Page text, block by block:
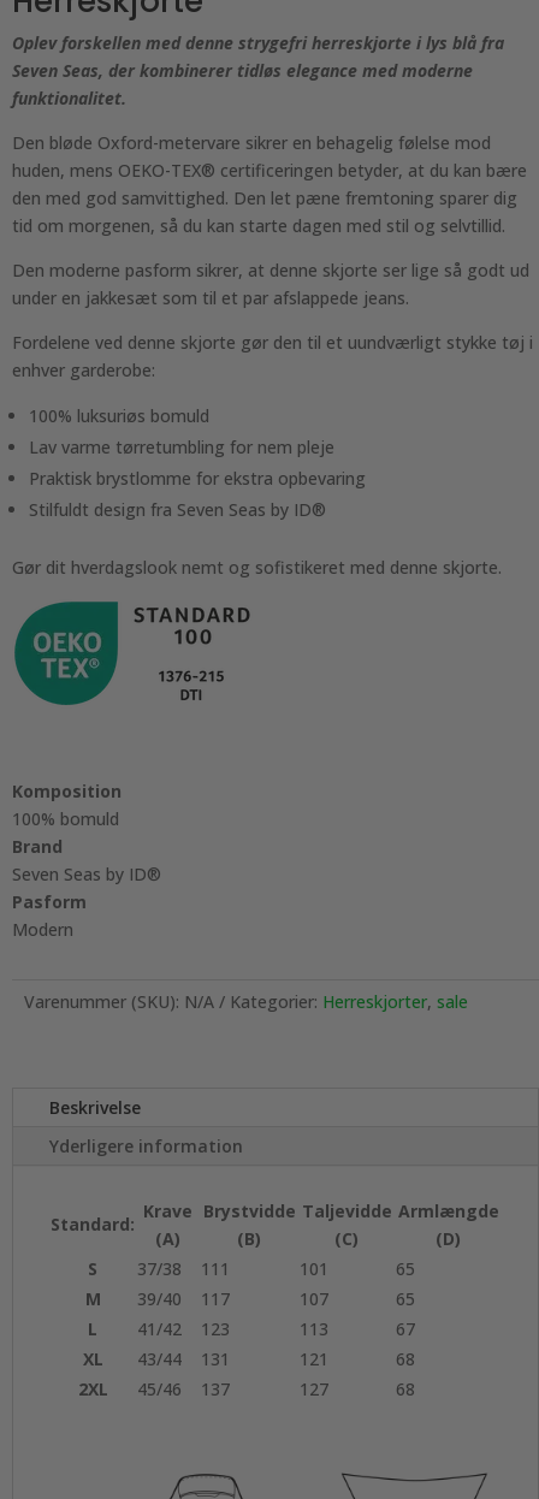
Oplev forskellen med denne strygefri herreskjorte i lys blå fra
Seven Seas, der kombinerer tidløs elegance med moderne
funktionalitet.
Den bløde Oxford-metervare sikrer en behagelig følelse mod
huden, mens OEKO-TEX® certificeringen betyder, at du kan bære
den med god samvittighed. Den let pæne fremtoning sparer dig
tid om morgenen, så du kan starte dagen med stil og selvtillid.
Den moderne pasform sikrer, at denne skjorte ser lige så godt ud
under en jakkesæt som til et par afslappede jeans.
Fordelene ved denne skjorte gør den til et uundværligt stykke tøj i
enhver garderobe:
100% luksuriøs bomuld
Lav varme tørretumbling for nem pleje
Praktisk brystlomme for ekstra opbevaring
Stilfuldt design fra Seven Seas by ID®
Gør dit hverdagslook nemt og sofistikeret med denne skjorte.
Komposition
100% bomuld
Brand
Seven Seas by ID®
Pasform
Modern
Varenummer (SKU): N/A Kategorier: Herreskjorter, sale
Beskrivelse
Yderligere information
Standard:
Krave
(A)
Brystvidde
(B)
Taljevidde
(C)
Armlængde
(D)
S
37/38 111 101
65
M
39/40 117 107
65
L
41/42 123 113
67
XL
43/44 131 121
68
2XL
45/46 137 127 68